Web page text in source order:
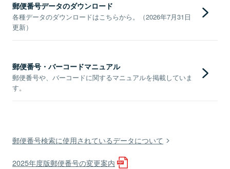
郵便番号データのダウンロード
各種データのダウンロードはこちらから。（2026年7月31日
更新）
郵便番号・バーコードマニュアル
郵便番号や、バーコードに関するマニュアルを掲載していま
す。
郵便番号検索に使用されているデータについて
2025年度版郵便番号の変更案内